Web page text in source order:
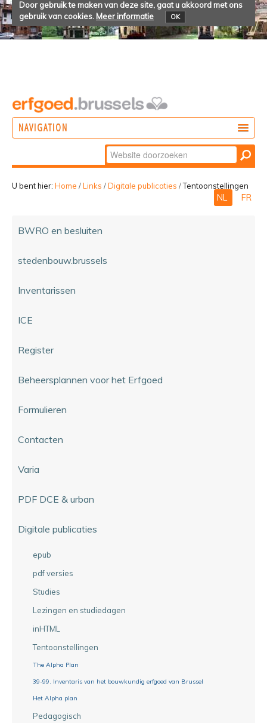
Door gebruik te maken van deze site, gaat u akkoord met ons
gebruik van cookies. Meer informatie OK
NAVIGATION
Zoek
Geavanceerd
zoeken...
U bent hier: Home /Links /Digitale publicaties /Tentoonstellingen
NL FR
BWRO en besluiten
stedenbouw.brussels
Inventarissen
ICE
Register
Beheersplannen voor het Erfgoed
Formulieren
Contacten
Varia
PDF DCE & urban
Digitale publicaties
epub
pdf versies
Studies
Lezingen en studiedagen
inHTML
Tentoonstellingen
The Alpha Plan
39-99. Inventaris van het bouwkundig erfgoed van Brussel
Het Alpha plan
Pedagogisch